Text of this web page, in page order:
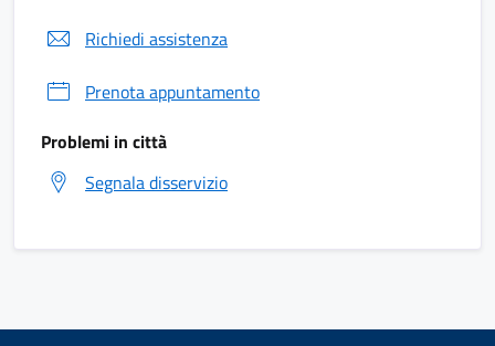
Richiedi assistenza
Prenota appuntamento
Problemi in città
Segnala disservizio